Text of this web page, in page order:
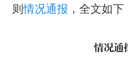
乐享全
则情况通报 ，全文如下